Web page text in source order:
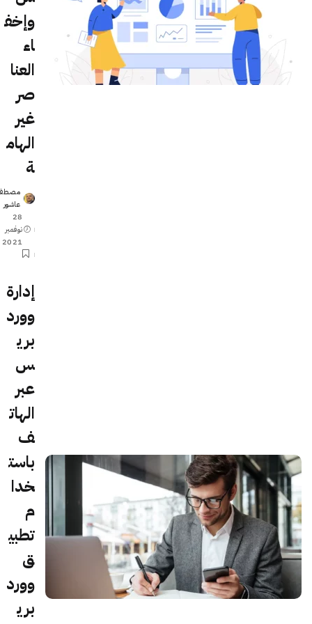
وإخف
اء
العنا
صر
غير
الهام
ة
Posted
عاشور
28
نوفمبر
2021
إدارة
وورد
بري
س
عبر
الهات
ف
باست
خدا
م
تطبي
ق
وورد
بري